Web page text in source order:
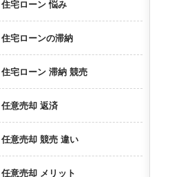
住宅ローン 悩み
住宅ローンの滞納
住宅ローン 滞納 競売
任意売却 返済
任意売却 競売 違い
任意売却 メリット